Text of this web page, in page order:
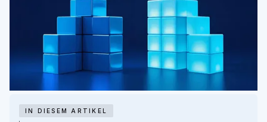
IN DIESEM ARTIKEL